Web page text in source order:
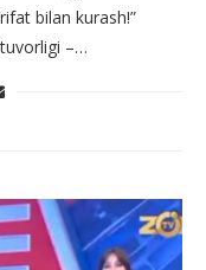
bilan kurash!”
–…